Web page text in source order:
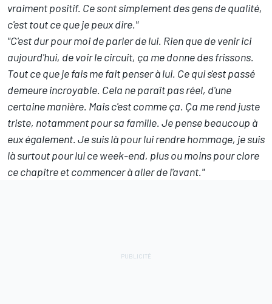
vraiment positif. Ce sont simplement des gens de qualité,
c'est tout ce que je peux dire."
"C'est dur pour moi de parler de lui. Rien que de venir ici
aujourd'hui, de voir le circuit, ça me donne des frissons.
Tout ce que je fais me fait penser à lui. Ce qui s'est passé
demeure incroyable. Cela ne paraît pas réel, d'une
certaine manière. Mais c'est comme ça. Ça me rend juste
triste, notamment pour sa famille. Je pense beaucoup à
eux également. Je suis là pour lui rendre hommage, je suis
là surtout pour lui ce week-end, plus ou moins pour clore
ce chapitre et commencer à aller de l'avant."